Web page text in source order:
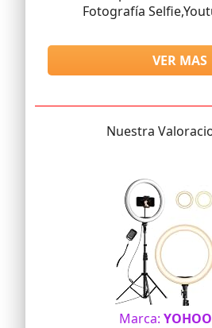
Fotografía
VER MAS
Nuestra
Marca: